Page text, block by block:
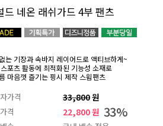
드 네온 래쉬가드 4부 팬츠
는 기장과 속바지 레이어드로 액티브하게~
포츠 활동에 최적화된 기능성 소재로
마음껏 즐기는 핑시 제작 스윔팬츠
가격 33,800원
격 22,800 원 33%